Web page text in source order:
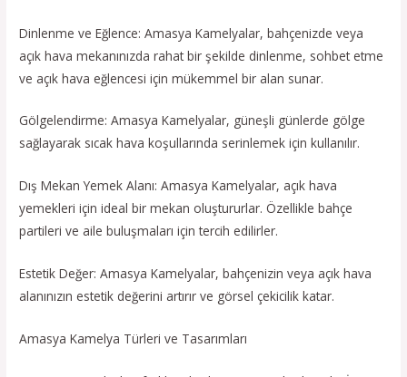
Dinlenme ve Eğlence: Amasya Kamelyalar, bahçenizde veya
açık hava mekanınızda rahat bir şekilde dinlenme, sohbet etme
ve açık hava eğlencesi için mükemmel bir alan sunar.
Gölgelendirme: Amasya Kamelyalar, güneşli günlerde gölge
sağlayarak sıcak hava koşullarında serinlemek için kullanılır.
Dış Mekan Yemek Alanı: Amasya Kamelyalar, açık hava
yemekleri için ideal bir mekan oluştururlar. Özellikle bahçe
partileri ve aile buluşmaları için tercih edilirler.
Estetik Değer: Amasya Kamelyalar, bahçenizin veya açık hava
alanınızın estetik değerini artırır ve görsel çekicilik katar.
Amasya Kamelya Türleri ve Tasarımları